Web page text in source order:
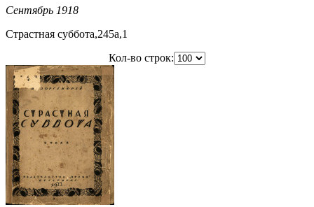
Сентябрь 1918
Страстная суббота,245a,1
Кол-во строк: